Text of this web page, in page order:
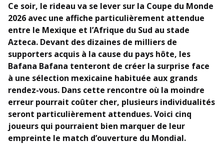
Ce soir, le rideau va se lever sur la Coupe du Monde
2026 avec une affiche particulièrement attendue
entre le Mexique et l’Afrique du Sud au stade
Azteca. Devant des dizaines de milliers de
supporters acquis à la cause du pays hôte, les
Bafana Bafana tenteront de créer la surprise face
à une sélection mexicaine habituée aux grands
rendez-vous. Dans cette rencontre où la moindre
erreur pourrait coûter cher, plusieurs individualités
seront particulièrement attendues. Voici cinq
joueurs qui pourraient bien marquer de leur
empreinte le match d’ouverture du Mondial.